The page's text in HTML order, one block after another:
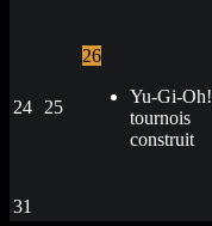
24 25
26
Yu-Gi-Oh!
tournois
construit
31